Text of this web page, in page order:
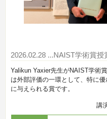
2026.02.28 ...NAIST学術賞授
Yalikun Yaxier先生がNAIST学術
は外部評価の一環として、特に
に与えられる賞です。
講